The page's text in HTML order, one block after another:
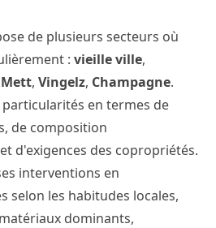
de plusieurs secteurs où
: vieille ville,
Mett, Vingelz, Champagne.
en termes de
de composition
d'exigences des copropriétés.
interventions en
selon les habitudes locales,
dominants,